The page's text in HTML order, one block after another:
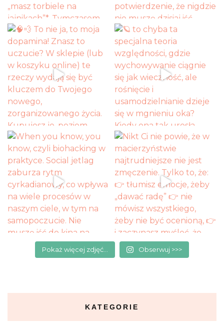
Pokaż więcej zdjęć... Obserwuj >>>
KATEGORIE